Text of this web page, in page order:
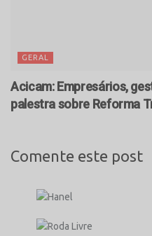
GERAL
Acicam: Empresários,
palestra sobre Reforma
Comente este post